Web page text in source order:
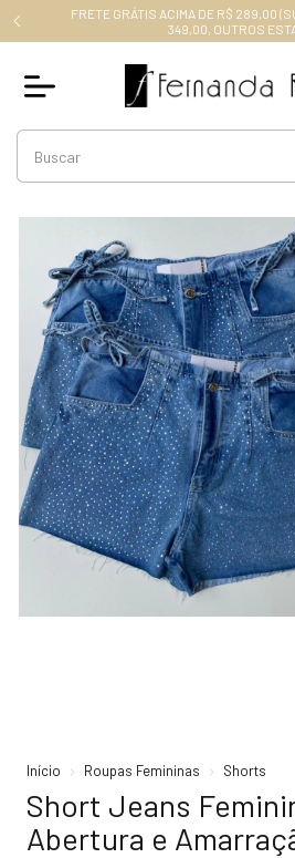
FRETE GRÁTIS ACIMA DE R$ 289,00
349,00, OUTROS
Início Roupas Femininas Shorts
Short Jeans
Abertura e